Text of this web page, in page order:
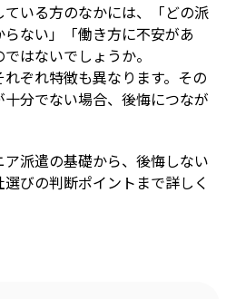
いる方のなかには、「どの派
ない」「働き方に不安があ
はないでしょうか。
ぞれ特徴も異なります。その
分でない場合、後悔につなが
派遣の基礎から、後悔しない
びの判断ポイントまで詳しく